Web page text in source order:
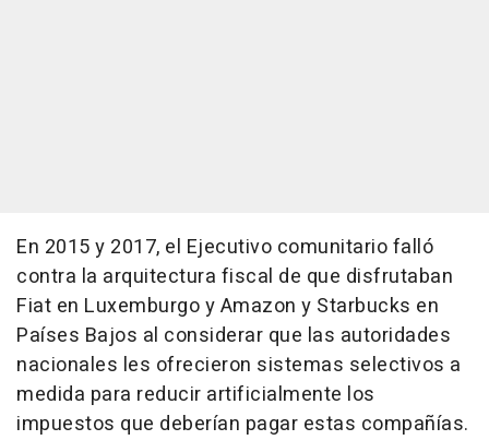
En 2015 y 2017, el Ejecutivo comunitario falló
contra la arquitectura fiscal de que disfrutaban
Fiat en Luxemburgo y Amazon y Starbucks en
Países Bajos al considerar que las autoridades
nacionales les ofrecieron sistemas selectivos a
medida para reducir artificialmente los
impuestos que deberían pagar estas compañías.